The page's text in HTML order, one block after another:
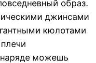
образ.
джинсами
кюлотами
наряде можешь